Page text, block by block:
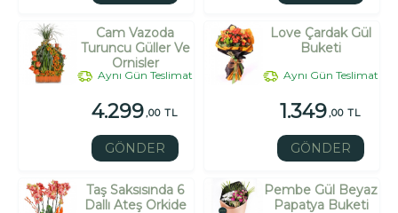
Cam Vazoda
Turuncu Güller Ve
Ornisler
Aynı Gün Teslimat
4.299,00 TL
GÖNDER
Love Çardak Gül
Buketi
Aynı Gün Teslimat
1.349,00 TL
GÖNDER
Taş Saksısında 6
Dallı Ateş Orkide
Pembe Gül Beyaz
Papatya Buketi